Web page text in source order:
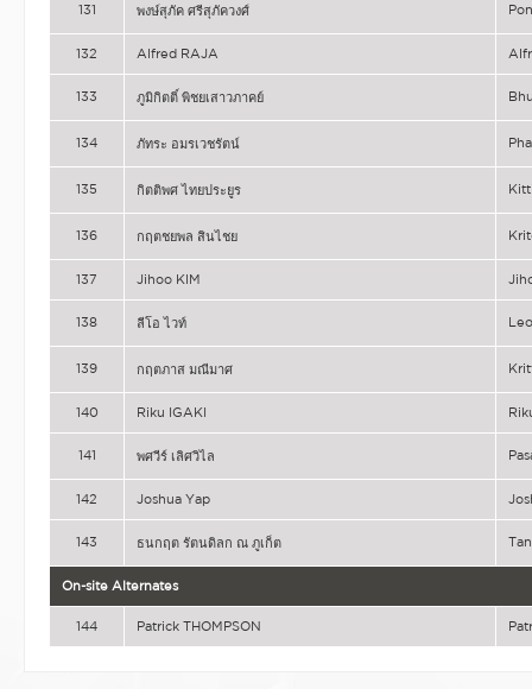
131 พงษ์สุภัค ศรีสุภัควงศ์
132 Alfred RAJA
133 ภูมิกิตติ์ พิชยเสาวภาคย์
134 ภัทระ อมรเวชรัตน์
135 กิตติพศ ไทยประยูร
136 กฤตชยพล สินไชย
137 Jihoo KIM
138 ลีโอ ไวท์
139 กฤตภาส มณีมาศ
140 Riku IGAKI
141 พศวีร์ เลิศวิไล
142 Joshua Yap
143 ธนกฤต รัตนดิลก ณ ภูเก็ต
On-site Alternates
144 Patrick THOMPSON